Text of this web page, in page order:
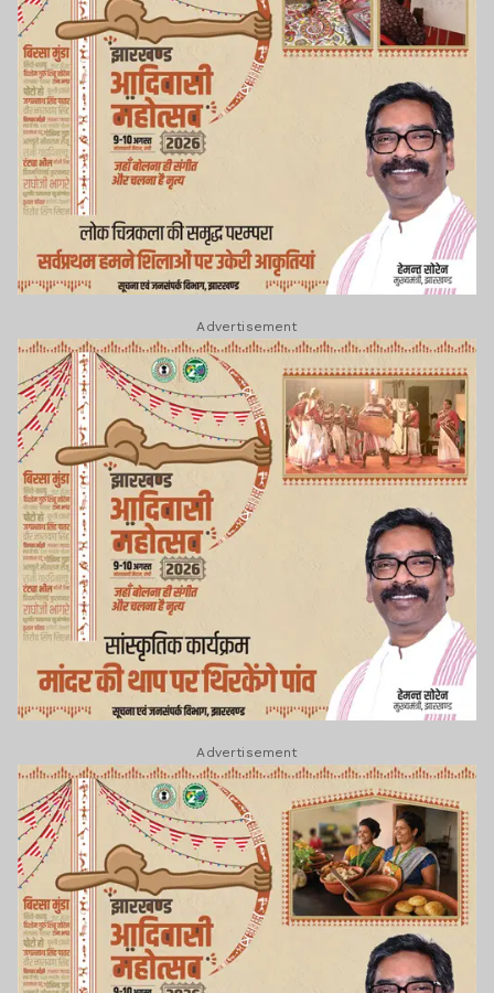
Advertisement
Advertisement